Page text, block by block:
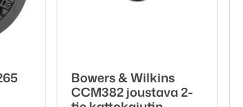
Bowers & Wilkins
CCM382 joustava 2-